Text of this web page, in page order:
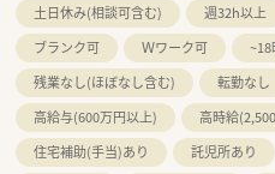
土日休み(相談可含む)
週32h以上
ブランク可
Ｗワーク可
残業なし(ほぼなし含む)
転勤なし
高給与(600万円以上)
高時給
住宅補助(手当)あり
託児所あり